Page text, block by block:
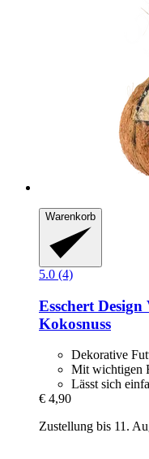
Warenkorb
5.0 (4)
Esschert Design
Kokosnuss
Dekorative
Mit wichtigen
Lässt sich
€ 4,90
Zustellung bis 11.